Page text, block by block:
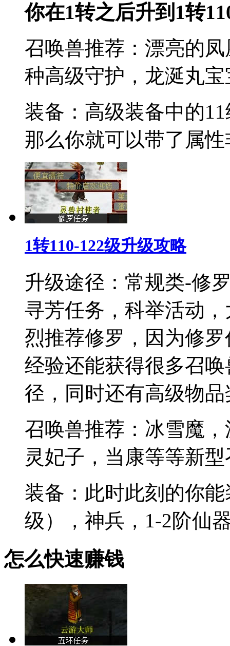
你在1转之后升到1转
召唤兽推荐：漂亮的
种高级守护，龙涎丸
装备：高级装备中的
那么你就可以带了属
1转110-122级升级攻略
升级途径：常规类-修
寻芳任务，科举活动
烈推荐修罗，因为修
经验还能获得很多召
径，同时还有高级物
召唤兽推荐：冰雪魔
灵妃子，当康等等新
装备：此时此刻的你
级），神兵，1-2阶仙
怎么快速赚钱